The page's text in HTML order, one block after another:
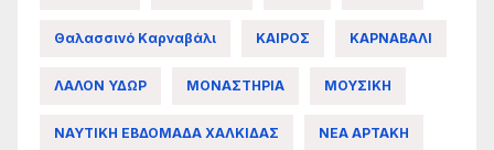
Θαλασσινό Καρναβάλι ΚΑΙΡΟΣ ΚΑΡΝΑΒΑΛΙ
ΛΑΛΟΝ ΥΔΩΡ ΜΟΝΑΣΤΗΡΙΑ ΜΟΥΣΙΚΗ
ΝΑΥΤΙΚΗ ΕΒΔΟΜΑΔΑ ΧΑΛΚΙΔΑΣ ΝΕΑ ΑΡΤΑΚΗ